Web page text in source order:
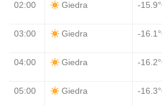
02:00 Giedra -
03:00 Giedra -
04:00 Giedra -
05:00 Giedra -